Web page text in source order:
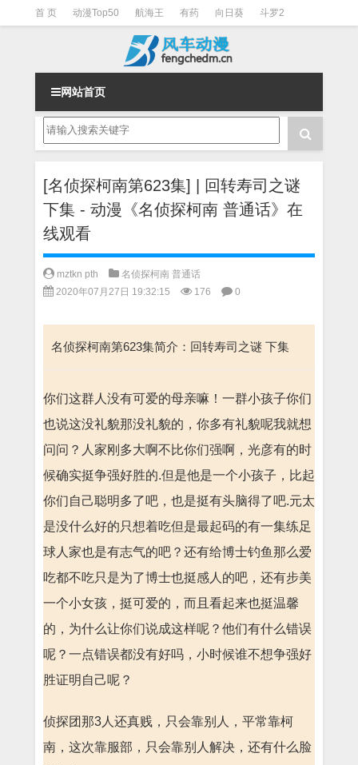
首 页 动漫Top50 航海王 有药 向日葵 斗罗2
一拳超人 柯南 阴阳师
网站首页
[名侦探柯南第623集] | 回转寿司之谜
下集 - 动漫《名侦探柯南 普通话》在
线观看
mztkn pth
名侦探柯南 普通话
2020年07月27日 19:32:15
176 0
名侦探柯南第623集简介：回转寿司之谜 下集
你们这群人没有可爱的母亲嘛！一群小孩子你们
也说这没礼貌那没礼貌的，你多有礼貌呢我就想
问问？人家刚多大啊不比你们强啊，光彦有的时
候确实挺争强好胜的.但是他是一个小孩子，比起
你们自己聪明多了吧，也是挺有头脑得了吧.元太
是没什么好的只想着吃但是最起码的有一集练足
球人家也是有志气的吧？还有给博士钓鱼那么爱
吃都不吃只是为了博士也挺感人的吧，还有步美
一个小女孩，挺可爱的，而且看起来也挺温馨
的，为什么让你们说成这样呢？他们有什么错误
呢？一点错误都没有好吗，小时候谁不想争强好
胜证明自己呢？
侦探团那3人还真贱，只会靠别人，平常靠柯
南，这次靠服部，只会靠别人解决，还有什么脸